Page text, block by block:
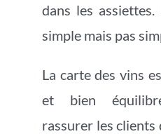
dans les
simple mais pas
La carte des vins
et bien
rassurer les clients